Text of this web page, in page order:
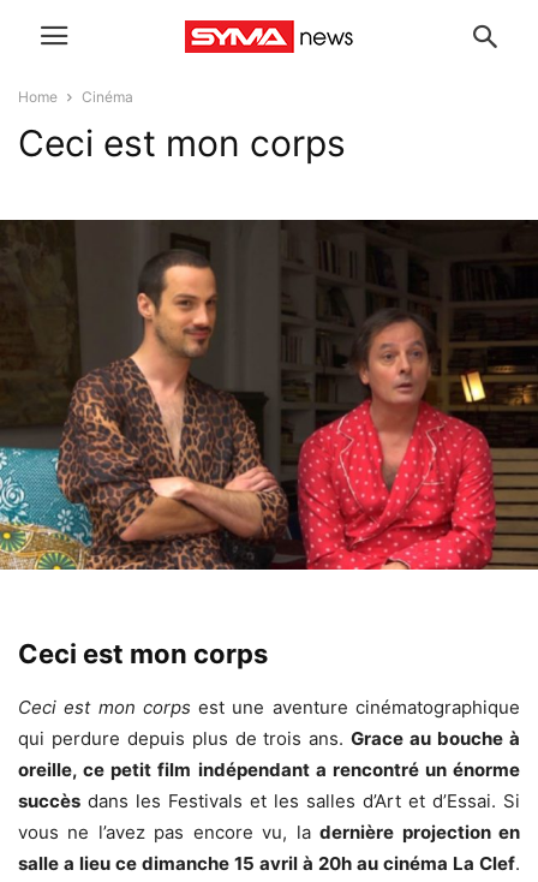
Home Cinéma
Ceci est mon corps
Ceci est mon corps
Ceci est mon corps est une aventure cinématographique
qui perdure depuis plus de trois ans.Grace au bouche à
oreille, ce petit film indépendant a rencontré un énorme
succès dans les Festivals et les salles d’Art et d’Essai. Si
vous ne l’avez pas encore vu, ladernière projection en
salle a lieu ce dimanche 15 avril à 20h au cinéma La Clef.